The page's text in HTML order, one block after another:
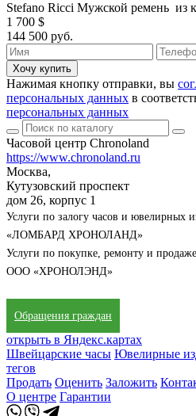
Stefano Ricci Мужской ремень из
1 700 $
144 500 руб.
Хочу купить
Нажимая кнопку отправки, вы
персональных данных в
персональных данных
Часовой центр Chronoland
https://www.chronoland.ru
Москва,
Кутузовский проспект
дом 26, корпус 1
Услуги по залогу часов и ювелирных
«ЛОМБАРД ХРОНОЛАНД»
Услуги по покупке, ремонту и
ООО «ХРОНОЛЭНД»
Обращения граждан
открыть в Яндекс.картах
Швейцарские часы Ювелирные
тегов
Продать Оценить Заложить
О центре Гарантии